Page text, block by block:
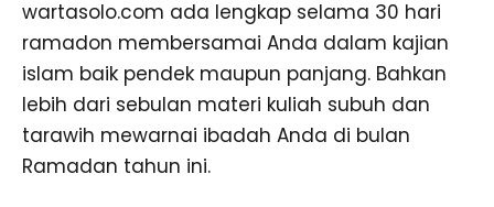
wartasolo.com ada lengkap selama 30 hari
ramadon membersamai Anda dalam kajian
islam baik pendek maupun panjang. Bahkan
lebih dari sebulan materi kuliah subuh dan
tarawih mewarnai ibadah Anda di bulan
Ramadan tahun ini.